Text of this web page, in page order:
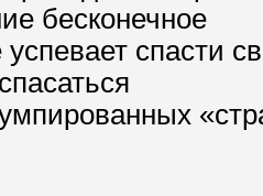
бесконечное
спасти